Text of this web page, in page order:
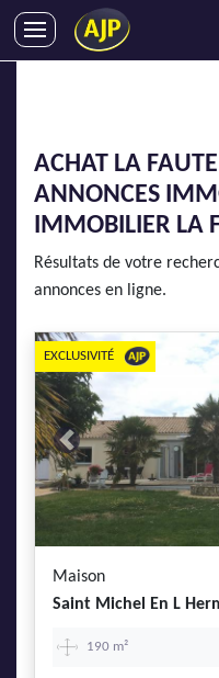
SYNDIC
IMMOBILIER NEUF
ENTREPRISES
DEVENIR FRANCHISÉ
AJP Recrute
AJP Actualités
Service Qualité Clients
ACHAT LA
ANNONCES
IMMOBILIER LA
Résultats de votre
annonces en ligne.
Previous
EXCLUSIVITÉ
Maison
Saint Michel En L
190 m²